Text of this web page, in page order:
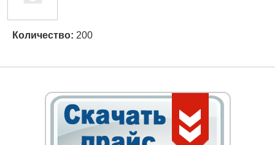
Количество: 200